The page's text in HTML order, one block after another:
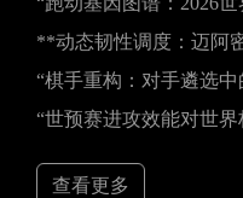
“棋手重构：对手遴选
查看更多